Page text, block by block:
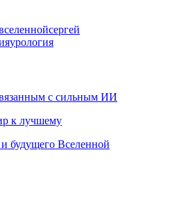
сергей
урология
с сильным ИИ
к лучшему
будущего Вселенной